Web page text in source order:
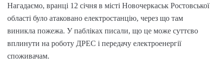
Нагадаємо, вранці 12 січня в місті Новочеркаськ Ростовської
області було атаковано електростанцію, через що там
виникла пожежа. У пабліках писали, що це може суттєво
вплинути на роботу ДРЕС і передачу електроенергії
споживачам.